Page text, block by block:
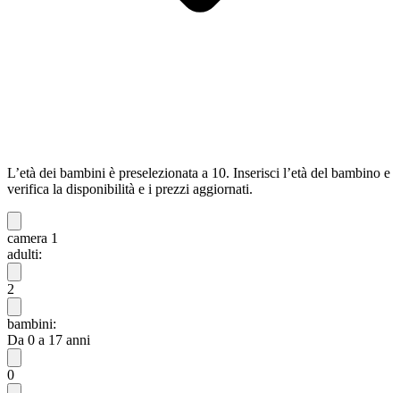
L’età dei bambini è preselezionata a 10. Inserisci l’età del bambino e
verifica la disponibilità e i prezzi aggiornati.
camera 1
adulti:
2
bambini:
Da 0 a 17 anni
0